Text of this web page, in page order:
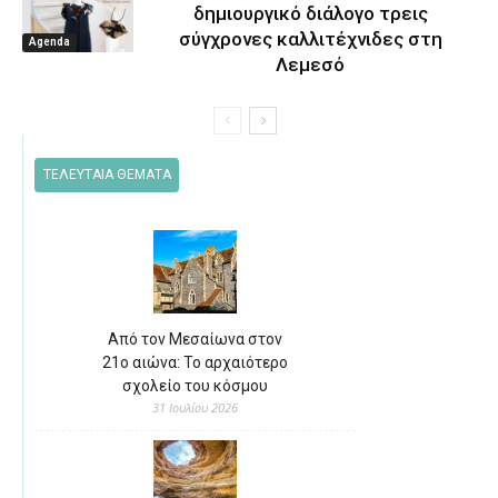
Agenda
δημιουργικό διάλογο τρεις
σύγχρονες καλλιτέχνιδες στη
Λεμεσό
ΤΕΛΕΥΤΑΙΑ ΘΕΜΑΤΑ
Από τον Μεσαίωνα στον
21ο αιώνα: Το αρχαιότερο
σχολείο του κόσμου
31 Ιουλίου 2026